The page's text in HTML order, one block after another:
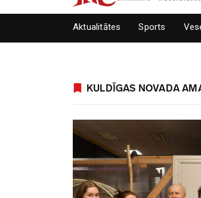
Aktualitātes Sports
KULDĪGAS NOVADA